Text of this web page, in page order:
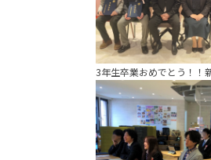
3年生卒業おめでとう！！